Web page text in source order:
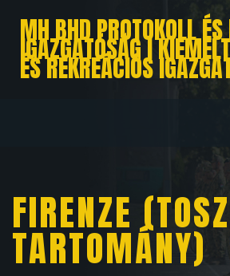
MH BHD PROTOKOLL
IGAZGATÓSÁG I
ÉS REKREÁCIÓS
FIRENZE
TARTOMÁNY)